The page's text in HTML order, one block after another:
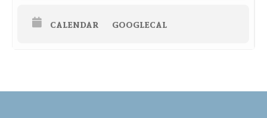
durch die Bundesfreiwillige des Museums.
Ermöglicht wird das Projekt Dank der
Weihnachtszeit findet im öffentlich zugänglichen
CALENDAR GOOGLECAL